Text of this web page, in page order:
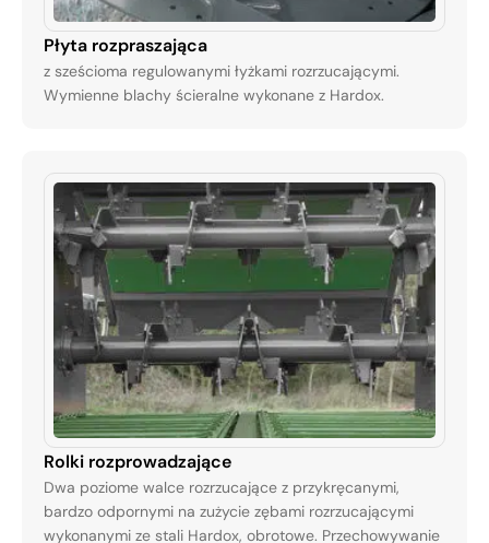
Płyta rozpraszająca
z sześcioma regulowanymi łyżkami rozrzucającymi.
Wymienne blachy ścieralne wykonane z Hardox.
Rolki rozprowadzające
Dwa poziome walce rozrzucające z przykręcanymi,
bardzo odpornymi na zużycie zębami rozrzucającymi
wykonanymi ze stali Hardox, obrotowe. Przechowywanie